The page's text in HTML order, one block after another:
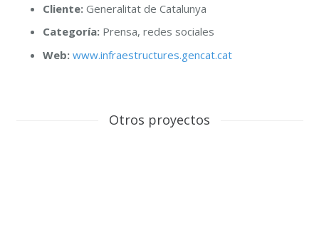
Cliente: Generalitat de Catalunya
Categoría: Prensa, redes sociales
Web: www.infraestructures.gencat.cat
Otros proyectos